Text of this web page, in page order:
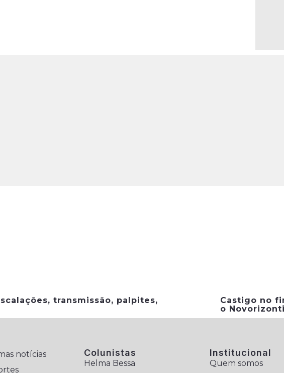
transmissão, palpites,
Castigo no
o
notícias
Colunistas
Helma Bessa
Institucional
Quem somos